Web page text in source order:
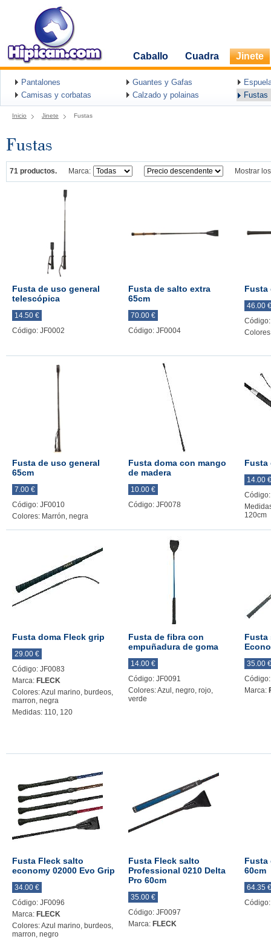
Caballo Cuadra Jinete
Pantalones Guantes y Gafas
Camisas y corbatas
Calzado y polainas Fustas
Inicio Jinete Fustas
Fustas
71 productos. Marca: Mostrar
Fusta de uso general
telescópica
14.50 €
Código: JF0002
Fusta de salto extra
65cm
70.00 €
Código: JF0004
Fusta
46.00 €
Fusta de uso general
65cm
7.00 €
Código: JF0010
Colores: Marrón, negra
Fusta doma con mango
de madera
10.00 €
Código: JF0078
Fusta
14.00 €
120cm
Fusta doma Fleck grip
29.00 €
Código: JF0083
Marca: FLECK
Colores: Azul marino, burdeos,
marron, negra
Medidas: 110, 120
Fusta de fibra con
empuñadura de goma
14.00 €
Código: JF0091
Colores: Azul, negro, rojo,
verde
Fusta
35.00 €
Marca:
Fusta Fleck salto
economy 02000 Evo Grip
34.00 €
Código: JF0096
Marca: FLECK
Colores: Azul marino, burdeos,
marron, negro
Fusta Fleck salto
Professional 0210 Delta
Pro 60cm
35.00 €
Código: JF0097
Marca: FLECK
Fusta
60cm
64.35 €